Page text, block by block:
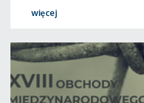
więcej